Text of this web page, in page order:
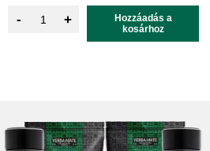
- +
Hozzáadás a
kosárhoz